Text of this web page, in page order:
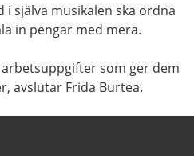
i själva musikalen ska ordna
in pengar med mera.
som ger dem
avslutar Frida Burtea.